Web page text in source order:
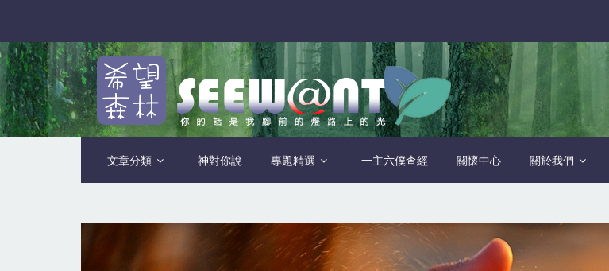
文章分類 神對你說 專題精選 一主六僕查經 關懷中心 關於我們